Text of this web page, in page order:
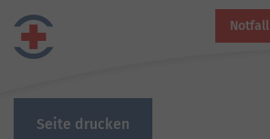
Notfall
Seite drucken